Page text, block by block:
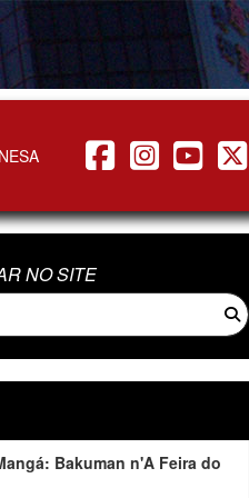
facebook instagram youtube
NO SITE
Bakuman n'A Feira do